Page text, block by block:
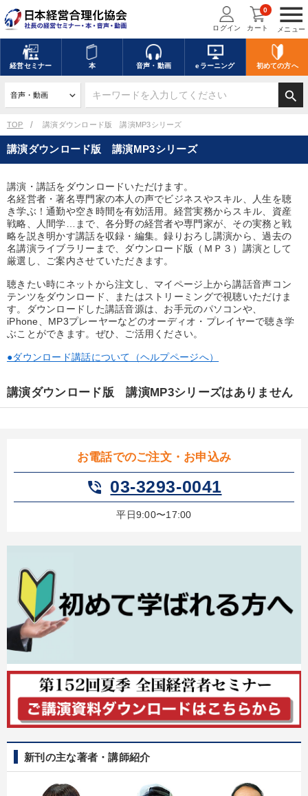
menu
メニュー
ログイン カート
0
経営セミナー 本 音声・動画 eラーニング 初めての方へ
search
キーワードを入力して探す
デジタル版対応のみ検索結果に表示する
search
mic 講演収録物を探す refresh 更新する
全国経営者セミナー講演収録物（全1315タイトル）からお探しいただけ
ます
優秀各社の智恵と戦略 事業家のロマンと経営
仕事のスキルと人間力を高める知恵を身につける
組織と人を動かすマネジメント力を磨く 経営戦略・経営実務
最新刊・戦略参謀ChatGPT実戦法と中小企業のDXと講話ご案内
「儲けの本質」を突く
2025年夏季全国経営者セミナー収録講演ＣＤ・講演ＤＶＤ・デジ
タル版（音声／動画ストリーミング・ダウンロード）
業種
製造業 卸売・小売・飲食業 建設・不動産業
IT・サービス・金融業 コンサルタント 専門家
企業文化 マーケティング ブランディング
TOP 講演ダウンロード版 講演MP3シリーズ
お電話でのご注文・お申込み
phone_in_talk 03-3293-0041
平日9:00〜17:00
新刊の主な著者・講師紹介
講演ダウンロード版 講演MP3シリーズ
講演・講話をダウンロードいただけます。
名経営者・著名専門家の本人の声でビジネスやスキル、人生を聴
き学ぶ！通勤や空き時間を有効活用。経営実務からスキル、資産
戦略、人間学…まで、各分野の経営者や専門家が、その実務と戦
略を説き明かす講話を収録・編集。録りおろし講演から、過去の
名講演ライブラリーまで、ダウンロード版（ＭＰ３）講演として
厳選し、ご案内させていただきます。
聴きたい時にネットから注文し、マイページ上から講話音声コン
テンツをダウンロード、またはストリーミングで視聴いただけま
す。ダウンロードした講話音源は、お手元のパソコンや、
iPhone、MP3プレーヤーなどのオーディオ・プレイヤーで聴き学
ぶことができます。ぜひ、ご活用ください。
●ダウンロード講話について（ヘルプページへ）
講演ダウンロード版 講演MP3シリーズはありません